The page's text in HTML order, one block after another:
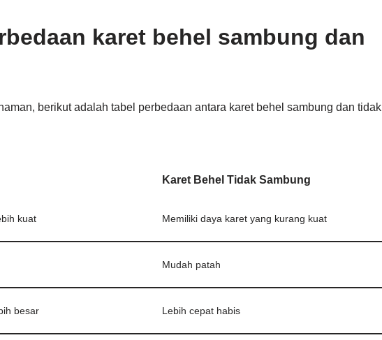
karet behel sambung dan
berikut adalah tabel perbedaan antara karet behel sambung dan tidak
Karet Behel Tidak Sambung
kuat Memiliki daya karet yang kurang kuat
Mudah patah
besar Lebih cepat habis